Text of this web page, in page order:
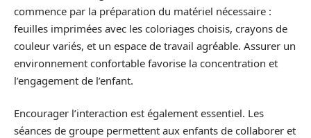
commence par la préparation du matériel nécessaire :
feuilles imprimées avec les coloriages choisis, crayons de
couleur variés, et un espace de travail agréable. Assurer un
environnement confortable favorise la concentration et
l’engagement de l’enfant.
Encourager l’interaction est également essentiel. Les
séances de groupe permettent aux enfants de collaborer et